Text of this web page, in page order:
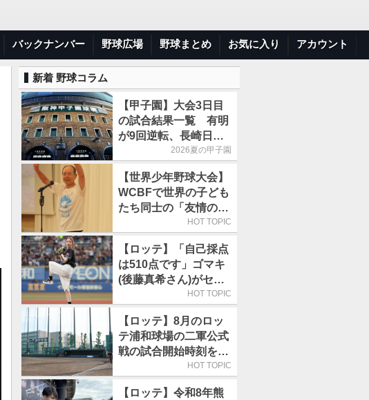
バックナンバー 野球広場 野球まとめ お気に入り アカウント
新着 野球コラム
【甲子園】大会3日目
の試合結果一覧 有明
が9回逆転、長崎日大
は15得点で大勝2026夏の甲子園
【世界少年野球大会】
WCBFで世界の子ども
たち同士の「友情の
輪」が広がる理由HOT TOPIC
【ロッテ】「自己採点
は510点です」ゴマキ
(後藤真希さん)がセレ
モニアルピッチHOT TOPIC
【ロッテ】8月のロッ
テ浦和球場の二軍公式
戦の試合開始時刻を午
前10時30分に変更HOT TOPIC
【ロッテ】令和8年熊